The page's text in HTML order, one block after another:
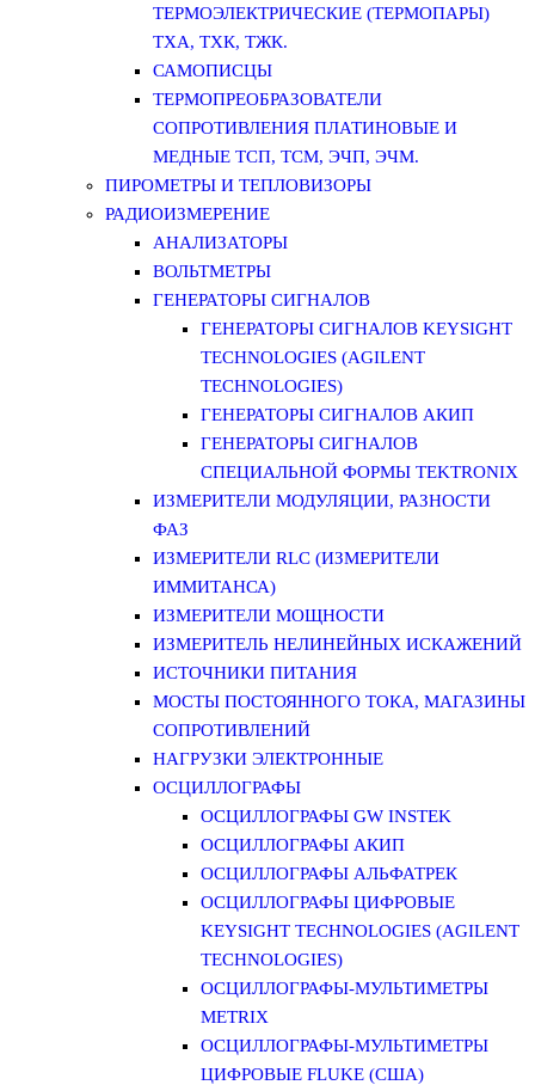
ТЕРМОЭЛЕКТРИЧЕСКИЕ (ТЕРМОПАРЫ)
ТХА, ТХК, ТЖК.
САМОПИСЦЫ
ТЕРМОПРЕОБРАЗОВАТЕЛИ
СОПРОТИВЛЕНИЯ ПЛАТИНОВЫЕ И
МЕДНЫЕ ТСП, ТСМ, ЭЧП, ЭЧМ.
ПИРОМЕТРЫ И ТЕПЛОВИЗОРЫ
РАДИОИЗМЕРЕНИЕ
АНАЛИЗАТОРЫ
ВОЛЬТМЕТРЫ
ГЕНЕРАТОРЫ СИГНАЛОВ
ГЕНЕРАТОРЫ СИГНАЛОВ KEYSIGHT
TECHNOLOGIES (AGILENT
TECHNOLOGIES)
ГЕНЕРАТОРЫ СИГНАЛОВ АКИП
ГЕНЕРАТОРЫ СИГНАЛОВ
СПЕЦИАЛЬНОЙ ФОРМЫ TEKTRONIX
ИЗМЕРИТЕЛИ МОДУЛЯЦИИ, РАЗНОСТИ
ФАЗ
ИЗМЕРИТЕЛИ RLC (ИЗМЕРИТЕЛИ
ИММИТАНСА)
ИЗМЕРИТЕЛИ МОЩНОСТИ
ИЗМЕРИТЕЛЬ НЕЛИНЕЙНЫХ ИСКАЖЕНИЙ
ИСТОЧНИКИ ПИТАНИЯ
МОСТЫ ПОСТОЯННОГО ТОКА, МАГАЗИНЫ
СОПРОТИВЛЕНИЙ
НАГРУЗКИ ЭЛЕКТРОННЫЕ
ОСЦИЛЛОГРАФЫ
ОСЦИЛЛОГРАФЫ GW INSTEK
ОСЦИЛЛОГРАФЫ АКИП
ОСЦИЛЛОГРАФЫ АЛЬФАТРЕК
ОСЦИЛЛОГРАФЫ ЦИФРОВЫЕ
KEYSIGHT TECHNOLOGIES (AGILENT
TECHNOLOGIES)
ОСЦИЛЛОГРАФЫ-МУЛЬТИМЕТРЫ
METRIX
ОСЦИЛЛОГРАФЫ-МУЛЬТИМЕТРЫ
ЦИФРОВЫЕ FLUKE (США)